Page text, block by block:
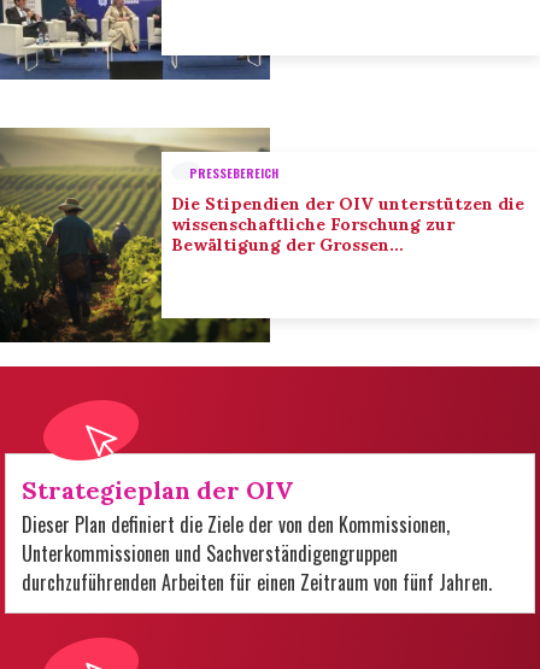
PRESSEBEREICH
Die Stipendien der OIV unterstützen die
wissenschaftliche Forschung zur
Bewältigung der Grossen
Strategieplan der OIV
Dieser Plan definiert die Ziele der von den Kommissionen,
Unterkommissionen und Sachverständigengruppen
durchzuführenden Arbeiten für einen Zeitraum von fünf Jahren.